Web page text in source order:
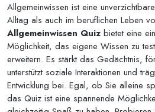
Allgemeinwissen ist eine
Alltag als auch im beruflichen Leben
Allgemeinwissen Quiz bietet eine
Möglichkeit, das eigene Wissen zu
erweitern. Es stärkt das Gedächtnis,
unterstützt soziale Interaktionen und
Entwicklung bei. Egal, ob Sie alleine
das Quiz ist eine spannende